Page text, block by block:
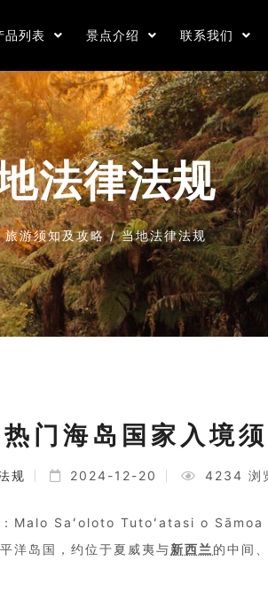
品列表 景点介绍 联系我们
法律法规
旅游须知及攻略/当地法律法规
门海岛国家入境
规 2024-12-20 4234 浏
：Malo Saʻoloto Tutoʻatasi o
洋岛国，约位于夏威夷与新西兰的中间